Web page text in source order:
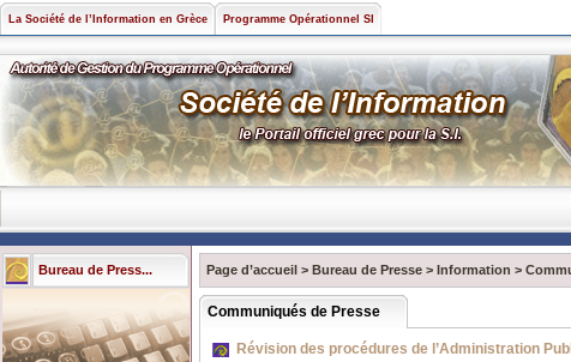
La Société de l’Information en Grèce Programme Opérationnel SI
Bureau de Press... Page d’accueil > Bureau de Presse > Information >
Communiqués de Presse
Révision des procédures de l’Administration